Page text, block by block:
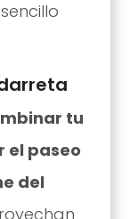
tu
el paseo
del